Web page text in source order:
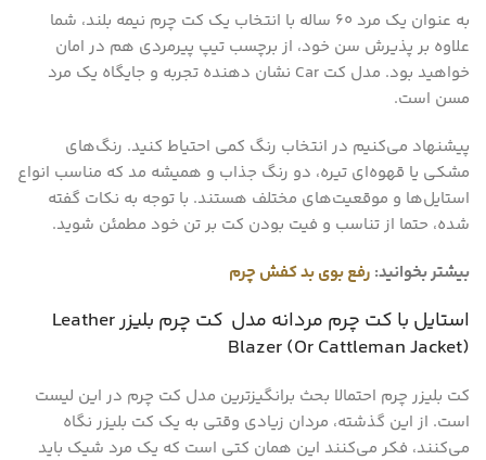
به عنوان یک مرد 60 ساله با انتخاب یک کت چرم نیمه بلند، شما
علاوه بر پذیرش سن خود، از برچسب تیپ پیرمردی هم در امان
خواهید بود. مدل کت Car نشان دهنده تجربه و جایگاه یک مرد
مسن است.
پیشنهاد می‌کنیم در انتخاب رنگ کمی احتیاط کنید. رنگ‌های
مشکی یا قهوه‌ای تیره، دو رنگ جذاب و همیشه مد که مناسب انواع
استایل‌ها و موقعیت‌های مختلف هستند. با توجه به نکات گفته
شده، حتما از تناسب و فیت بودن کت بر تن خود مطمئن شوید.
بیشتر بخوانید: رفع بوی بد کفش چرم
استایل با کت چرم مردانه مدل کت چرم بلیزر Leather
Blazer (Or Cattleman Jacket)
کت بلیزر چرم احتمالا بحث برانگیزترین مدل کت چرم در این لیست
است. از این گذشته، مردان زیادی وقتی به یک کت بلیزر نگاه
می‌کنند، فکر می‌کنند این همان کتی است که یک مرد شیک باید